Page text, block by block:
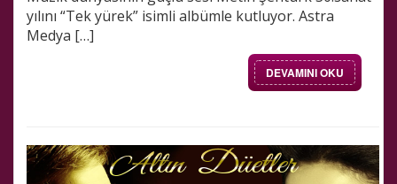
yılını “Tek yürek” isimli albümle kutluyor. Astra
Medya […]
DEVAMINI OKU